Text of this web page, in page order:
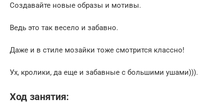
Создавайте новые образы и мотивы.
Ведь это так весело и забавно.
Даже и в стиле мозайки тоже смотрится классно!
Ух, кролики, да еще и забавные с большими ушами))).
Ход занятия: